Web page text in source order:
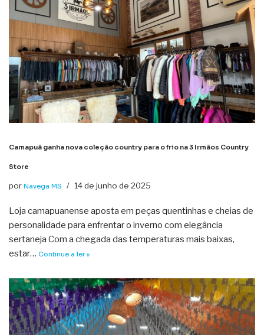
Camapuã ganha nova coleção country para o frio na 3 Irmãos Country
Store
por Navega MS 14 de junho de 2025
Loja camapuanense aposta em peças quentinhas e cheias de
personalidade para enfrentar o inverno com elegância
sertaneja Com a chegada das temperaturas mais baixas,
estar… Continue a ler »